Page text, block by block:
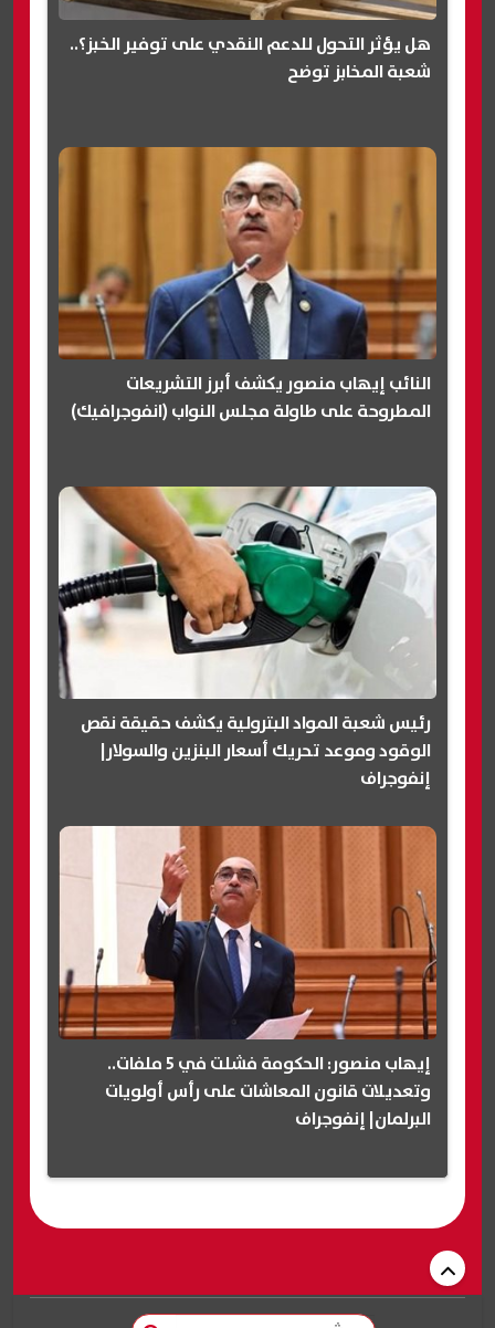
هل يؤثر التحول للدعم النقدي على توفير الخبز؟..
شعبة المخابز توضح
النائب إيهاب منصور يكشف أبرز التشريعات
المطروحة على طاولة مجلس النواب (انفوجرافيك)
رئيس شعبة المواد البترولية يكشف حقيقة نقص
الوقود وموعد تحريك أسعار البنزين والسولار|
إنفوجراف
إيهاب منصور: الحكومة فشلت في 5 ملفات..
وتعديلات قانون المعاشات على رأس أولويات
البرلمان| إنفوجراف